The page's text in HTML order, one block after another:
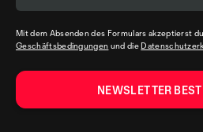
Mit dem Absenden des Formulars akzeptierst
Geschäftsbedingungen und die